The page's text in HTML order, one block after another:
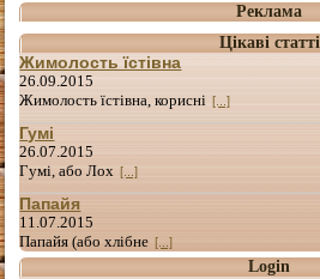
Реклама
Цікаві статті
Жимолость їстівна
26.09.2015
Жимолость їстівна, корисні [...]
Гумі
26.07.2015
Гумі, або Лох [...]
Папайя
11.07.2015
Папайя (або хлібне [...]
Login